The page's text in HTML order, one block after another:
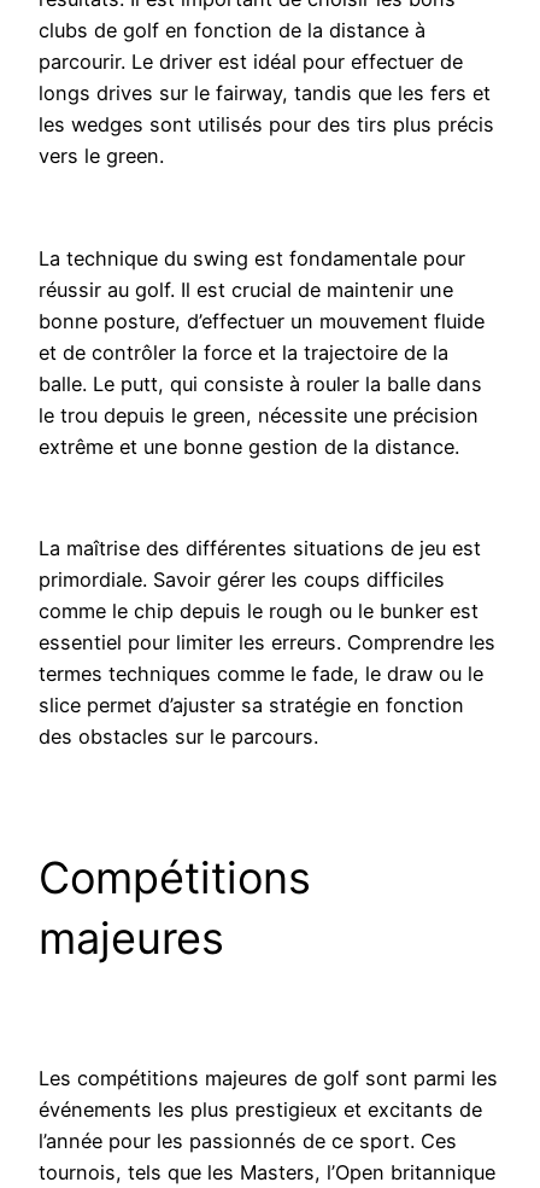
clubs de golf en fonction de la distance à
parcourir. Le driver est idéal pour effectuer de
longs drives sur le fairway, tandis que les fers et
les wedges sont utilisés pour des tirs plus précis
vers le green.
La technique du swing est fondamentale pour
réussir au golf. Il est crucial de maintenir une
bonne posture, d’effectuer un mouvement fluide
et de contrôler la force et la trajectoire de la
balle. Le putt, qui consiste à rouler la balle dans
le trou depuis le green, nécessite une précision
extrême et une bonne gestion de la distance.
La maîtrise des différentes situations de jeu est
primordiale. Savoir gérer les coups difficiles
comme le chip depuis le rough ou le bunker est
essentiel pour limiter les erreurs. Comprendre les
termes techniques comme le fade, le draw ou le
slice permet d’ajuster sa stratégie en fonction
des obstacles sur le parcours.
Compétitions
majeures
Les compétitions majeures de golf sont parmi les
événements les plus prestigieux et excitants de
l’année pour les passionnés de ce sport. Ces
tournois, tels que les Masters, l’Open britannique